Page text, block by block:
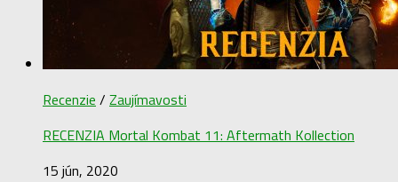
Recenzie / Zaujímavosti
RECENZIA Mortal Kombat 11: Aftermath Kollection
15 jún, 2020